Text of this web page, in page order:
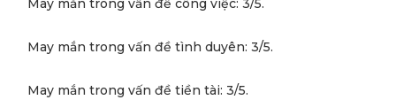
May mắn trong vấn đề công việc: 3/5.
May mắn trong vấn đề tình duyên: 3/5.
May mắn trong vấn đề tiền tài: 3/5.